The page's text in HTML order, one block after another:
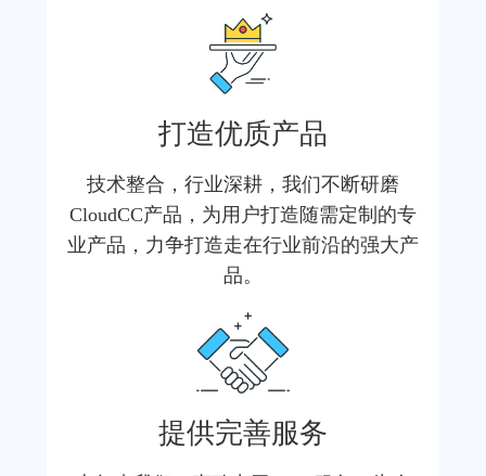
打造优质产品
技术整合，行业深耕，我们不断研磨
CloudCC产品，为用户打造随需定制的专
业产品，力争打造走在行业前沿的强大产
品。
提供完善服务